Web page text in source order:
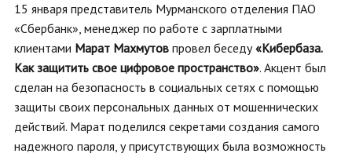
15 января представитель Мурманского отделения ПАО
«Сбербанк», менеджер по работе с зарплатными
клиентами Марат Махмутов провел беседу«Кибербаза.
Как защитить свое цифровое пространство». Акцент был
сделан на безопасность в социальных сетях с помощью
защиты своих персональных данных от мошеннических
действий. Марат поделился секретами создания самого
надежного пароля, у присутствующих была возможность